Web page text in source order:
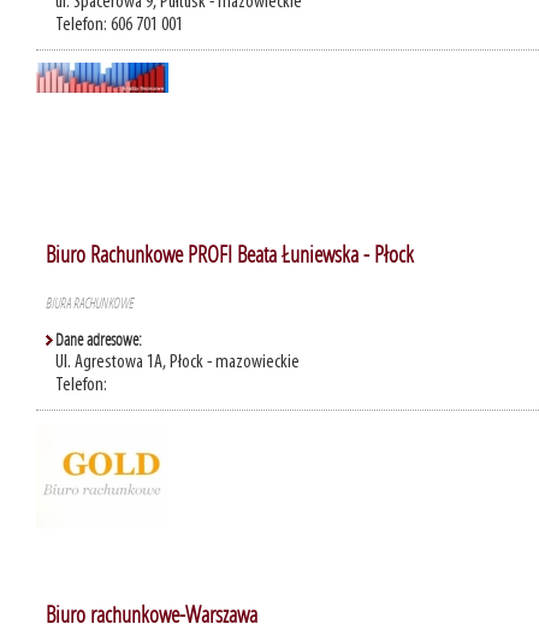
Telefon: 606 701 001
Biuro Rachunkowe PROFI Beata Łuniewska - Płock
BIURA RACHUNKOWE
Dane adresowe:
Ul. Agrestowa 1A, Płock - mazowieckie
Telefon:
Biuro rachunkowe-Warszawa